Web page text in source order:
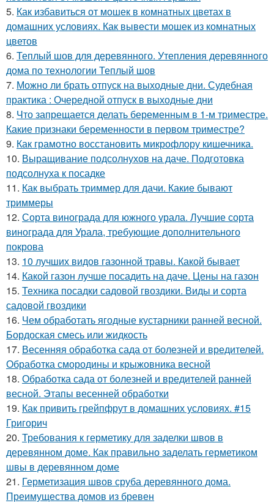
5. Как избавиться от мошек в комнатных цветах в
домашних условиях. Как вывести мошек из комнатных
цветов
6. Теплый шов для деревянного. Утепления деревянного
дома по технологии Теплый шов
7. Можно ли брать отпуск на выходные дни. Судебная
практика : Очередной отпуск в выходные дни
8. Что запрещается делать беременным в 1-м триместре.
Какие признаки беременности в первом триместре?
9. Как грамотно восстановить микрофлору кишечника.
10. Выращивание подсолнухов на даче. Подготовка
подсолнуха к посадке
11. Как выбрать триммер для дачи. Какие бывают
триммеры
12. Сорта винограда для южного урала. Лучшие сорта
винограда для Урала, требующие дополнительного
покрова
13. 10 лучших видов газонной травы. Какой бывает
14. Какой газон лучше посадить на даче. Цены на газон
15. Техника посадки садовой гвоздики. Виды и сорта
садовой гвоздики
16. Чем обработать ягодные кустарники ранней весной.
Бордоская смесь или жидкость
17. Весенняя обработка сада от болезней и вредителей.
Обработка смородины и крыжовника весной
18. Обработка сада от болезней и вредителей ранней
весной. Этапы весенней обработки
19. Как привить грейпфрут в домашних условиях. #15
Григорич
20. Требования к герметику для заделки швов в
деревянном доме. Как правильно заделать герметиком
швы в деревянном доме
21. Герметизация швов сруба деревянного дома.
Преимущества домов из бревен